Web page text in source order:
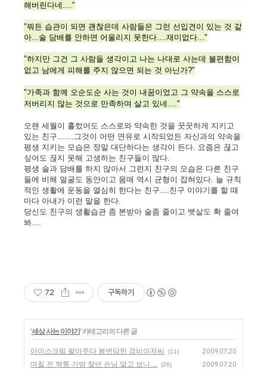
해버린다네...."
"뭐든 습관이 되면 괜찮은데 사람들은 그런 선입견이 있는 것 같
아...술 담배를 안하면 어울리지 못한다....재미없다..."
"하지만 그건 그 사람들 생각이고 나는 나대로 사는데 불편함이
없고 남에게 피해를 주지 않으면 되는 것 아닌가?"
"가족과 함께 오순도순 사는 것이 내꿈이었고 그 약속을 스스로
저버리지 않는 것으로 만족하며 살고 있네...."
오랜 세월이 흘렀어도 스스로와 약속한 것을 꿋꿋하게 지키고
있는 친구.......그것이 어떤 연유로 시작되었든 자신과의 약속을
평생 지키는 모습은 정말 대단하다는 생각이 든다. 요즘은 끊고
싶어도 끊지 못해 고생하는 친구들이 많다.
평생 술과 담배를 하지 않아서 그런지 친구의 모습은 다른 친구
들에 비해 얼굴도 동안이고 몸매 역시 균형이 잡혀있다. 늘 규칙
적인 생활에 운동을 열심히 한다는 친구....친구 이야기를 할 때
마다 아내가 이런 말을 한다.
당신도 친구의 생활습관 좀 본받아 술좀 줄이고 뱃살도 확 줄여
봐....
72 구독하기
'세상 사는 이야기' 카테고리의 다른 글
아이스크림 팔아주다 봉변당한 경비아저씨 (11) 2009.07.20
며칠 전 짝퉁 가방 찾던 손님 알고 보니.... (26) 2009.07.20